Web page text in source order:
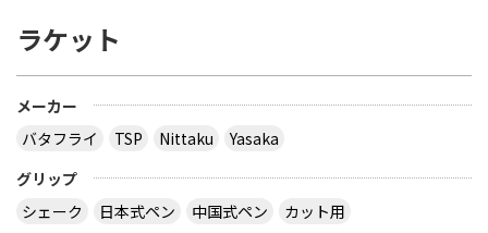
ラケット
メーカー
バタフライ
TSP Nittaku
Yasaka
グリップ
シェーク
日本式ペン 中国式ペン
カット用